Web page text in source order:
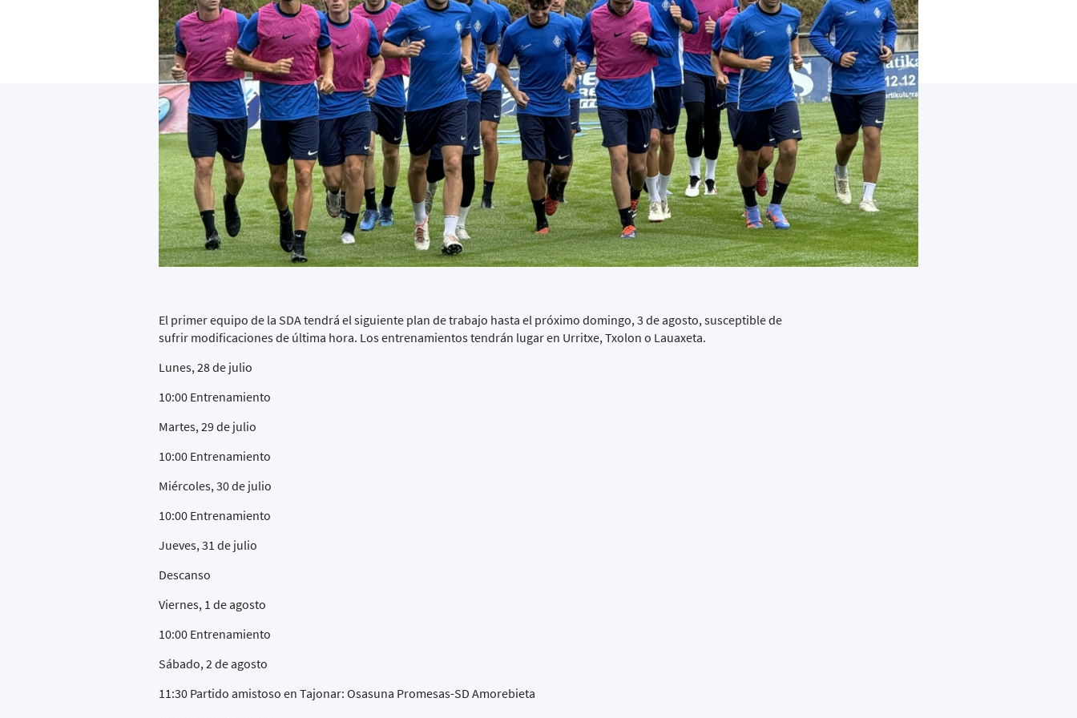
El primer equipo de la SDA tendrá el siguiente plan de trabajo hasta el próximo domingo, 3 de agosto, susceptible de
sufrir modificaciones de última hora. Los entrenamientos tendrán lugar en Urritxe, Txolon o Lauaxeta.
Lunes, 28 de julio
10:00 Entrenamiento
Martes, 29 de julio
10:00 Entrenamiento
Miércoles, 30 de julio
10:00 Entrenamiento
Jueves, 31 de julio
Descanso
Viernes, 1 de agosto
10:00 Entrenamiento
Sábado, 2 de agosto
11:30 Partido amistoso en Tajonar: Osasuna Promesas-SD Amorebieta